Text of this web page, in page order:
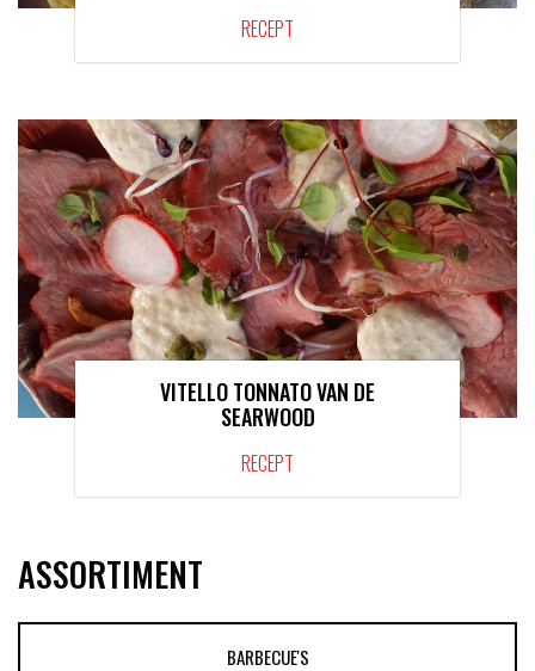
RECEPT
VITELLO TONNATO VAN DE
SEARWOOD
RECEPT
ASSORTIMENT
BARBECUE'S